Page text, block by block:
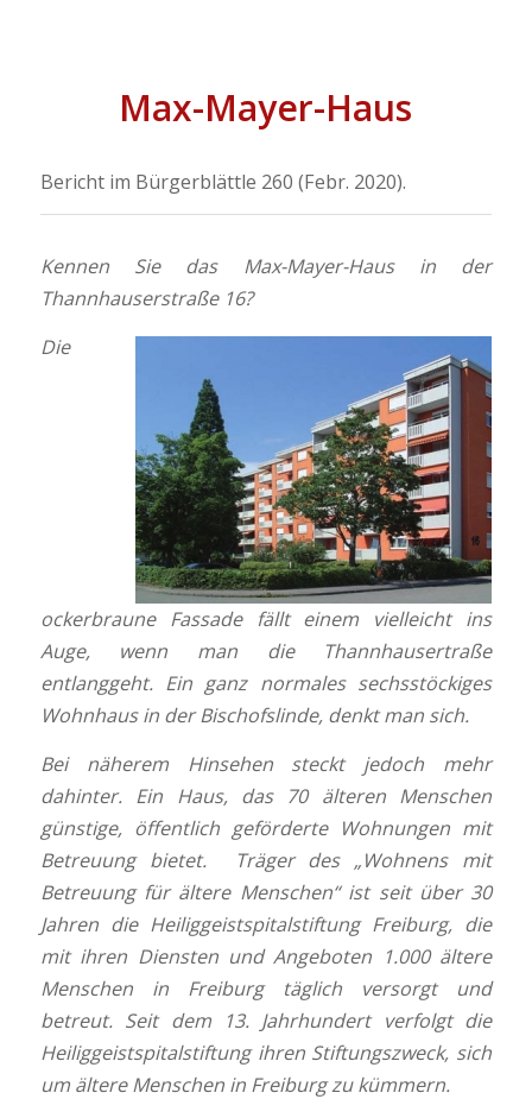
Max-Mayer-Haus
Bericht im Bürgerblättle 260 (Febr. 2020).
Kennen Sie das Max-Mayer-Haus in der
Thannhauserstraße 16?
Die
ockerbraune Fassade fällt einem vielleicht ins
Auge, wenn man die Thannhausertraße
entlanggeht. Ein ganz normales sechsstöckiges
Wohnhaus in der Bischofslinde, denkt man sich.
Bei näherem Hinsehen steckt jedoch mehr
dahinter. Ein Haus, das 70 älteren Menschen
günstige, öffentlich geförderte Wohnungen mit
Betreuung bietet.
Träger des „Wohnens mit
Betreuung für ältere Menschen“ ist seit über 30
Jahren die Heiliggeistspitalstiftung Freiburg, die
mit ihren Diensten und Angeboten 1.000 ältere
Menschen in Freiburg täglich versorgt und
betreut. Seit dem 13. Jahrhundert verfolgt die
Heiliggeistspitalstiftung ihren Stiftungszweck, sich
um ältere Menschen in Freiburg zu kümmern.